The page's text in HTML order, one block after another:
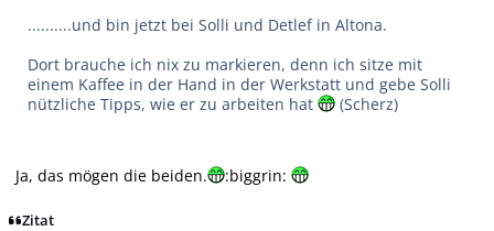
..........und bin jetzt bei Solli und Detlef in Altona.
Dort brauche ich nix zu markieren, denn ich sitze mit
einem Kaffee in der Hand in der Werkstatt und gebe Solli
nützliche Tipps, wie er zu arbeiten hat
(Scherz)
Ja, das mögen die beiden. :biggrin:
Zitat